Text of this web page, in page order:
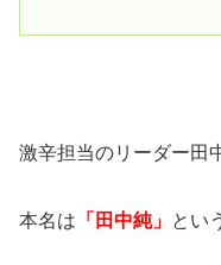
激辛担当のリーダー田
本名は 「田中純」 とい